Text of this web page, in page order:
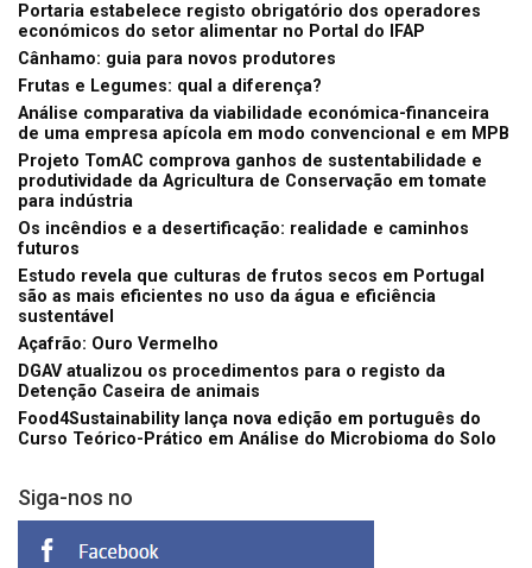
Portaria estabelece registo obrigatório dos operadores
económicos do setor alimentar no Portal do IFAP
Cânhamo: guia para novos produtores
Frutas e Legumes: qual a diferença?
Análise comparativa da viabilidade económica-financeira
de uma empresa apícola em modo convencional e em MPB
Projeto TomAC comprova ganhos de sustentabilidade e
produtividade da Agricultura de Conservação em tomate
para indústria
Os incêndios e a desertificação: realidade e caminhos
futuros
Estudo revela que culturas de frutos secos em Portugal
são as mais eficientes no uso da água e eficiência
sustentável
Açafrão: Ouro Vermelho
DGAV atualizou os procedimentos para o registo da
Detenção Caseira de animais
Food4Sustainability lança nova edição em português do
Curso Teórico-Prático em Análise do Microbioma do Solo
Siga-nos no